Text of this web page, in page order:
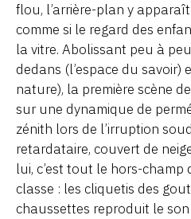
flou, l’arrière-plan y
comme si le regard des
la vitre. Abolissant peu à
dedans (l’espace du savoir)
nature), la première scène de
sur une dynamique de
zénith lors de l’irruption
retardataire, couvert de
lui, c’est tout le hors-champ
classe : les cliquetis des
chaussettes reproduit le